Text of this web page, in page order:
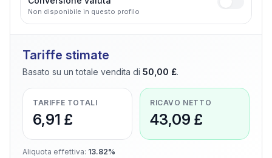
Non disponibile in questo profilo
Tariffe stimate
Basato su un totale vendita di 50,00 £.
TARIFFE TOTALI
6,91 £
RICAVO NETTO
43,09 £
Aliquota effettiva: 13.82%